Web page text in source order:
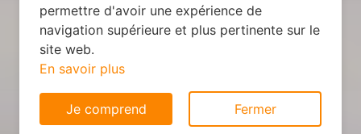
permettre d'avoir une expérience de
navigation supérieure et plus pertinente sur le
site web.
En savoir plus
Je comprend Fermer